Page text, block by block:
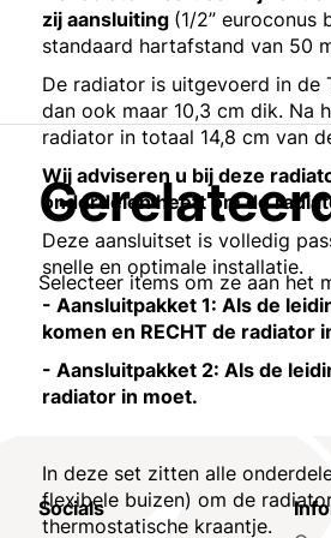
zij aansluiting (1/2” euroconus
standaard hartafstand van 50
De radiator is uitgevoerd in de
dan ook maar 10,3 cm dik. Na
radiator in totaal 14,8 cm van
Wij adviseren u bij deze
onderdelen heeft om de
Deze aansluitset is volledig
snelle en optimale installatie.
- Aansluitpakket 1: Als de
komen en RECHT de radiator
- Aansluitpakket 2: Als de
radiator in moet.
In deze set zitten alle
flexibele buizen) om de
thermostatische kraantje.
Selecteer items om ze aan het
Socials